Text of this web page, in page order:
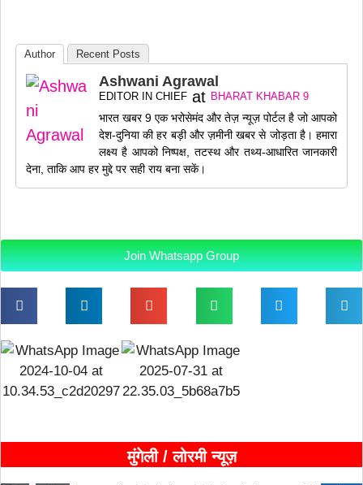
Author Recent Posts
Ashwani Agrawal
EDITOR IN CHIEF at BHARAT KHABAR 9
भारत खबर 9 एक भरोसेमंद और तेज़ न्यूज़ पोर्टल है जो आपको
देश-दुनिया की हर बड़ी और ज़मीनी खबर से जोड़ता है। हमारा
लक्ष्य है आपको निष्पक्ष, तटस्थ और तथ्य-आधारित जानकारी
देना, ताकि आप हर मुद्दे पर सही राय बना सकें।
Join Whatsapp Group
मुंगेली / लोरमी न्यूज़